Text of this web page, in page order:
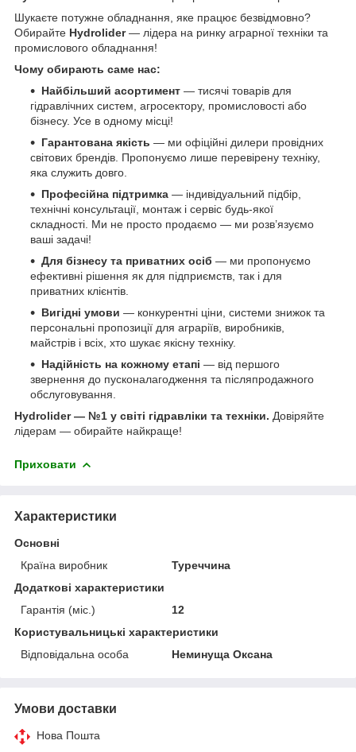
Шукаєте потужне обладнання, яке працює безвідмовно?
Обирайте Hydrolider— лідера на ринку аграрної техніки та
промислового обладнання!
Чому обирають саме нас:
Найбільший асортимент — тисячі товарів для
гідравлічних систем, агросектору, промисловості або
бізнесу. Усе в одному місці!
Гарантована якість — ми офіційні дилери провідних
світових брендів. Пропонуємо лише перевірену техніку,
яка служить довго.
Професійна підтримка — індивідуальний підбір,
технічні консультації, монтаж і сервіс будь-якої
складності. Ми не просто продаємо — ми розв’язуємо
ваші задачі!
Для бізнесу та приватних осіб — ми пропонуємо
ефективні рішення як для підприємств, так і для
приватних клієнтів.
Вигідні умови — конкурентні ціни, системи знижок та
персональні пропозиції для аграріїв, виробників,
майстрів і всіх, хто шукає якісну техніку.
Надійність на кожному етапі — від першого
звернення до пусконалагодження та післяпродажного
обслуговування.
Hydrolider — №1 у світі гідравліки та техніки. Довіряйте
лідерам — обирайте найкраще!
Приховати
Характеристики
Основні
Країна виробник
Туреччина
Додаткові характеристики
Гарантія (міс.)
12
Користувальницькі характеристики
Відповідальна особа
Неминуща Оксана
Умови доставки
Нова Пошта